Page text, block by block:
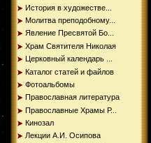
История в художестве...
Молитва преподобному...
Явление Пресвятой Бо...
Храм Святителя Николая
Церковный календарь ...
Каталог статей и файлов
Фотоальбомы
Православная литература
Православные Храмы Р...
Кинозал
Лекции А.И. Осипова